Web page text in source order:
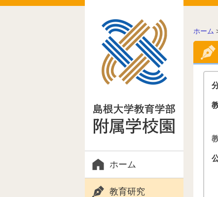
ホーム
教育研究
こ
の
ー
ホーム